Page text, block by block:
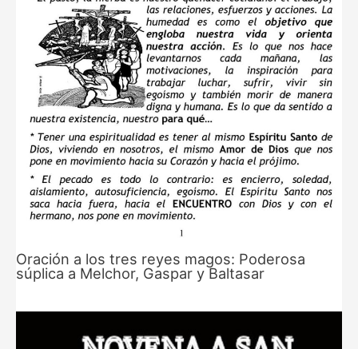
Oración a los tres reyes magos: Poderosa
súplica a Melchor, Gaspar y Baltasar